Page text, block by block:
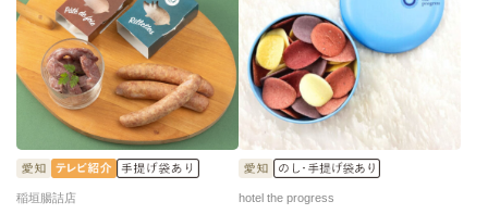
稲垣腸詰店 hotel the progress